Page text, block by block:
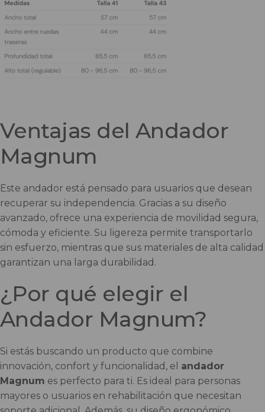
Ventajas del Andador
Magnum
Este andador está pensado para usuarios que desean
recuperar su independencia. Gracias a su diseño
avanzado, ofrece una experiencia de movilidad segura,
cómoda y eficiente. Su ligereza permite transportarlo
sin esfuerzo, mientras que sus materiales de alta calidad
garantizan una larga durabilidad.
¿Por qué elegir el
Andador Magnum?
Si estás buscando un producto que combine
innovación, confort y funcionalidad, el andador
Magnum es perfecto para ti. Es ideal para personas
mayores o usuarios en rehabilitación que necesitan